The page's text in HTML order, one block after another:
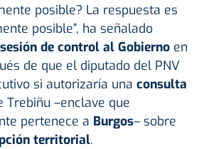
posible? La respuesta es
posible”, ha señalado
sesión de control al Gobierno en
de que el diputado del PNV
si autorizaría una consulta
Trebiñu –enclave que
pertenece a Burgos– sobre
territorial.